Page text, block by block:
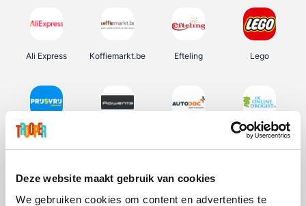
Deze website maakt gebruik van cookies
We gebruiken cookies om content en advertenties te
Ali Express Koffiemarkt.be Efteling Lego
Prijsvrij De Online Drogist